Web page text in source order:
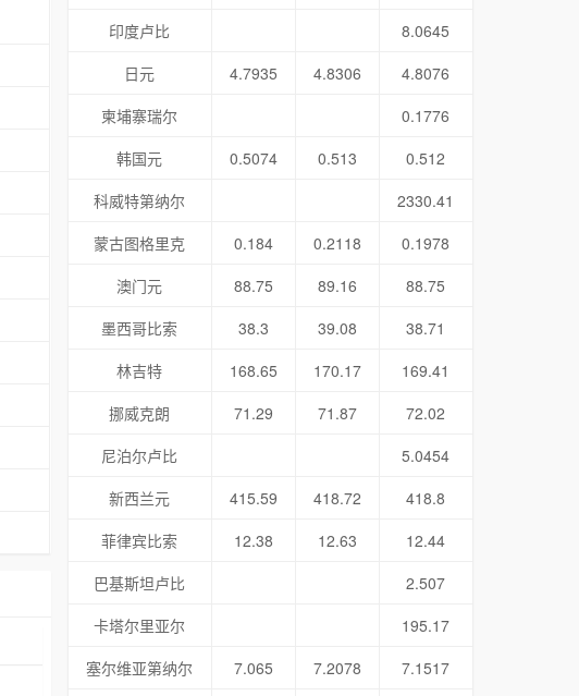
印度卢比
8.0645
日元
4.7935 4.8306
4.8076
柬埔寨瑞尔
0.1776
韩国元
0.5074 0.513
0.512
科威特第纳尔
2330.41
蒙古图格里克
0.184 0.2118
0.1978
澳门元
88.75 89.16
88.75
墨西哥比索
38.3 39.08
38.71
林吉特
168.65 170.17
169.41
挪威克朗
71.29 71.87
72.02
尼泊尔卢比
5.0454
新西兰元
415.59 418.72
418.8
菲律宾比索
12.38 12.63
12.44
巴基斯坦卢比
2.507
卡塔尔里亚尔
195.17
塞尔维亚第纳尔
7.065 7.2078
7.1517